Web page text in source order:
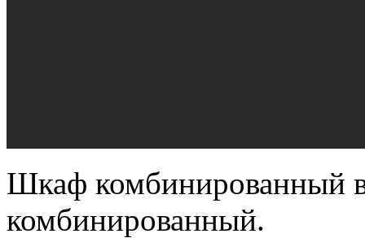
Шкаф комбинированный
комбинированный.